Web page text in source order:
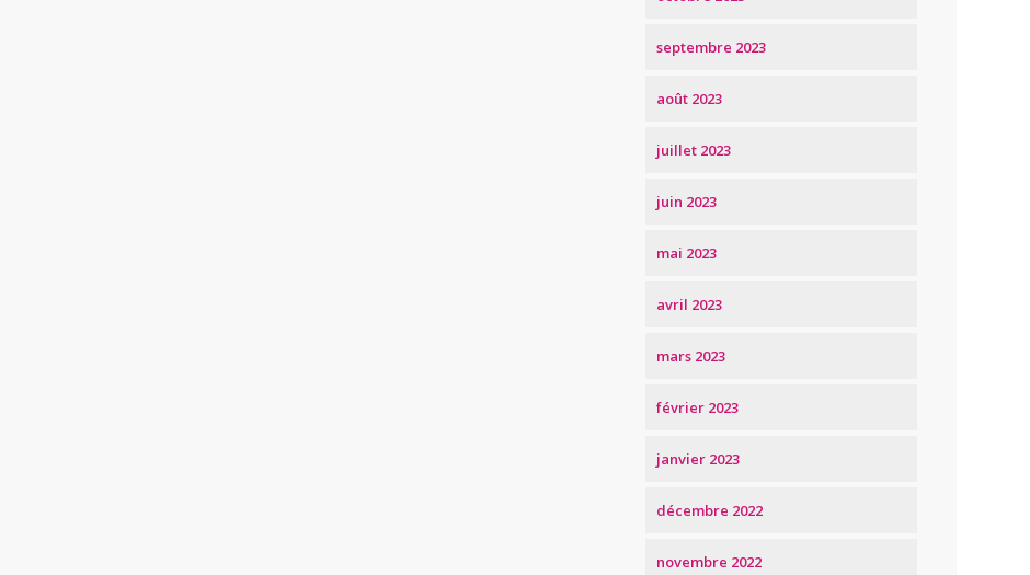
septembre 2023
août 2023
juillet 2023
juin 2023
mai 2023
avril 2023
mars 2023
février 2023
janvier 2023
décembre 2022
novembre 2022